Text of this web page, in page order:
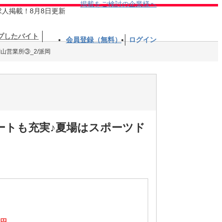
人掲載！8月8日更新
掲載をご検討の企業様へ
したバイト 会員登録（無料） ログイン
営業所③_2/派岡
トも充実♪夏場はスポーツド